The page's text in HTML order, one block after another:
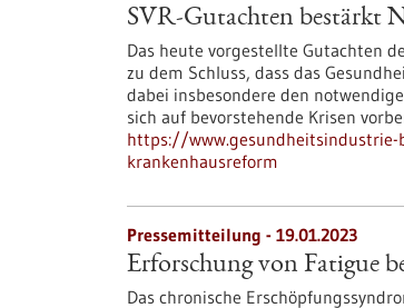
SVR-Gutachten bestärkt
Das heute vorgestellte Gutachten
zu dem Schluss, dass das
dabei insbesondere den
sich auf bevorstehende Krisen
https://
krankenhausreform
Pressemitteilung - 19.01.2023
Erforschung von Fatigue
Das chronische